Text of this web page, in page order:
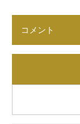
コメント